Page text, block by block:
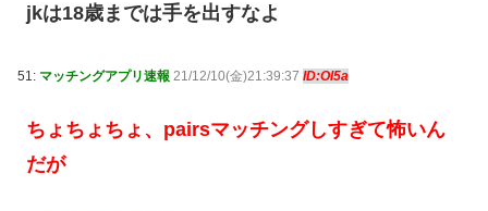
jkは18歳までは手を出すなよ
51: マッチングアプリ速報 21/12/10(金)21:39:37 ID:Ol5a
ちょちょちょ、pairsマッチングしすぎて怖いん
だが